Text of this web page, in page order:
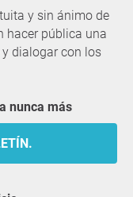
y sin ánimo de
hacer pública una
dialogar con los
nunca más